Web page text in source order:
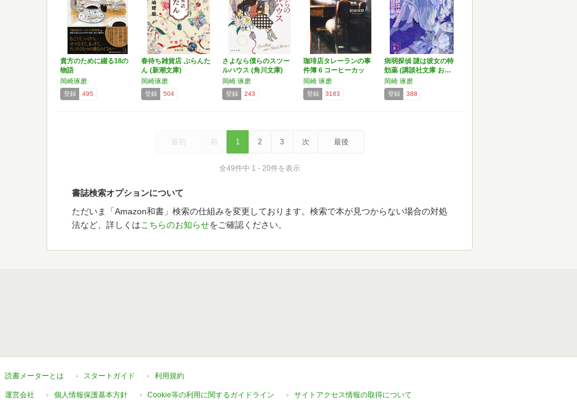
貴方のために綴る18の
物語
岡崎琢磨
登録 495
春待ち雑貨店 ぷらんた
ん (新潮文庫)
岡崎琢磨
登録 504
さよなら僕らのスツー
ルハウス (角川文庫)
岡崎 琢磨
登録 243
珈琲店タレーランの事
件簿 6 コーヒーカッ
プ…
岡崎 琢磨
登録 3183
病弱探偵 謎は彼女の特
効薬 (講談社文庫 お…
岡崎 琢磨
登録 388
最初 前 1 2 3 次 最後
全49件中 1 - 20件を表示
書誌検索オプションについて
ただいま「Amazon和書」検索の仕組みを変更しております。検索で本が見つからない場合の対処
法など、詳しくはこちらのお知らせをご確認ください。
読書メーターとは スタートガイド 利用規約
運営会社 個人情報保護基本方針 Cookie等の利用に関するガイドライン サイトアクセス情報の取得について